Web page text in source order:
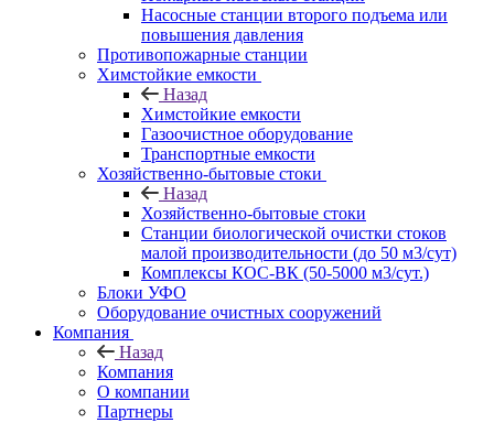
Насосные cтанции второго подъема или
повышения давления
Противопожарные станции
Химстойкие емкости
Назад
Химстойкие емкости
Газоочистное оборудование
Транспортные емкости
Хозяйственно-бытовые стоки
Назад
Хозяйственно-бытовые стоки
Станции биологической очистки стоков
малой производительности (до 50 м3/сут)
Комплексы КОС-ВК (50-5000 м3/сут.)
Блоки УФО
Оборудование очистных сооружений
Компания
Назад
Компания
О компании
Партнеры